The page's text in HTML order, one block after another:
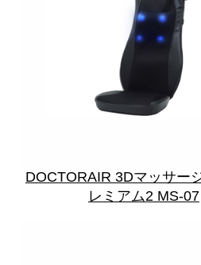
DOCTORAIR 3Dマッサー
レミアム2 MS-07